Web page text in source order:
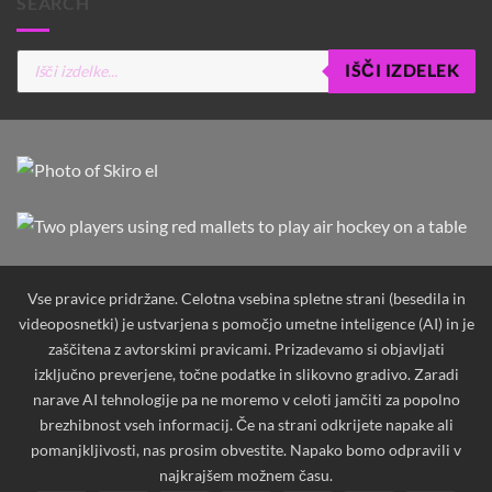
Products
search
IŠČI IZDELEK
Vse pravice pridržane. Celotna vsebina spletne strani (besedila in
videoposnetki) je ustvarjena s pomočjo umetne inteligence (AI) in je
zaščitena z avtorskimi pravicami. Prizadevamo si objavljati
izključno preverjene, točne podatke in slikovno gradivo. Zaradi
narave AI tehnologije pa ne moremo v celoti jamčiti za popolno
brezhibnost vseh informacij. Če na strani odkrijete napake ali
pomanjkljivosti, nas prosim obvestite. Napako bomo odpravili v
najkrajšem možnem času.